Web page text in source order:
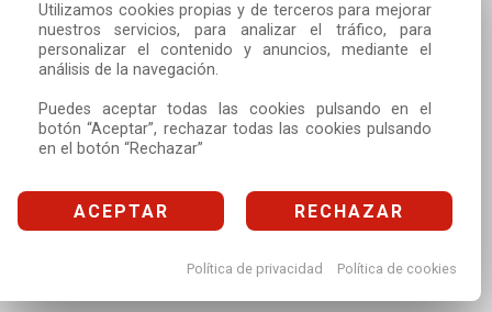
Utilizamos cookies propias y de terceros para mejorar
nuestros servicios, para analizar el tráfico, para
personalizar el contenido y anuncios, mediante el
análisis de la navegación.
Puedes aceptar todas las cookies pulsando en el
botón “Aceptar”, rechazar todas las cookies pulsando
en el botón “Rechazar”
ACEPTAR RECHAZAR
Política de privacidad Política de cookies